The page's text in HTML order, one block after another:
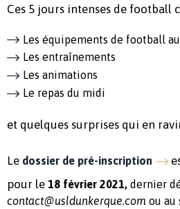
Ces 5 jours intenses de football
Les équipements de football
Les entraînements
Les animations
Le repas du midi
et quelques surprises qui en
Le dossier de pré-inscription
pour le 18 février 2021, dernier
contact@usldunkerque.com ou au